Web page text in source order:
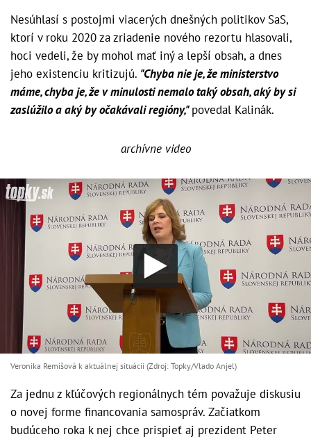
Nesúhlasí s postojmi viacerých dnešných politikov SaS,
ktorí v roku 2020 za zriadenie nového rezortu hlasovali,
hoci vedeli, že by mohol mať iný a lepší obsah, a dnes
jeho existenciu kritizujú. "Chyba nie je, že ministerstvo
máme, chyba je, že v minulosti nemalo taký obsah, aký by si
zaslúžilo a aký by očakávali regióny,"povedal Kalinák.
archívne video
Veronika Remišová k aktuálnej situácii (Zdroj: Topky/Vlado Anjel)
Za jednu z kľúčových regionálnych tém považuje diskusiu
o novej forme financovania samospráv. Začiatkom
budúceho roka k nej chce prispieť aj prezident Peter